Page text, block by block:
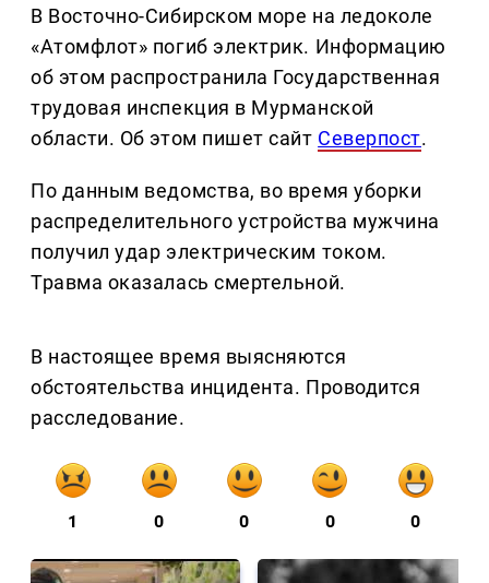
В Восточно-Сибирском море на ледоколе
«Атомфлот» погиб электрик. Информацию
об этом распространила Государственная
трудовая инспекция в Мурманской
области. Об этом пишет сайт Северпост.
По данным ведомства, во время уборки
распределительного устройства мужчина
получил удар электрическим током.
Травма оказалась смертельной.
В настоящее время выясняются
обстоятельства инцидента. Проводится
расследование.
1 0 0 0 0